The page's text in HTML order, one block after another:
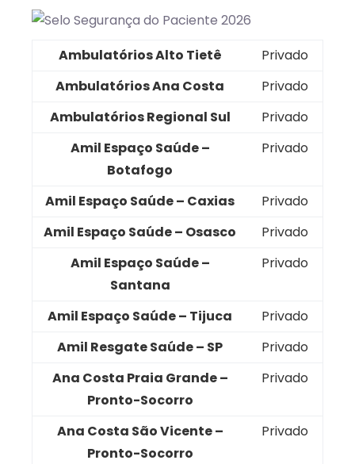
Ambulatórios Alto Tietê
Privado
Ambulatórios Ana Costa
Privado
Ambulatórios Regional Sul
Privado
Amil Espaço Saúde –
Botafogo
Privado
Amil Espaço Saúde – Caxias
Privado
Amil Espaço Saúde – Osasco
Privado
Amil Espaço Saúde –
Santana
Privado
Amil Espaço Saúde – Tijuca
Privado
Amil Resgate Saúde – SP
Privado
Ana Costa Praia Grande –
Pronto-Socorro
Privado
Ana Costa São Vicente –
Pronto-Socorro
Privado